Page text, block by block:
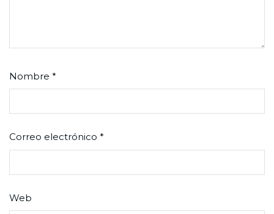
Nombre *
Correo electrónico *
Web